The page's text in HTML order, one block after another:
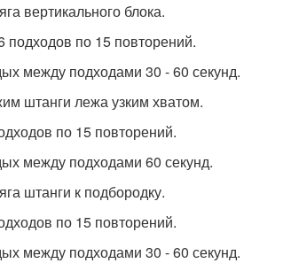
вертикального блока.
подходов по 15 повторений.
между подходами 30 - 60 секунд.
штанги лежа узким хватом.
по 15 повторений.
между подходами 60 секунд.
штанги к подбородку.
по 15 повторений.
между подходами 30 - 60 секунд.